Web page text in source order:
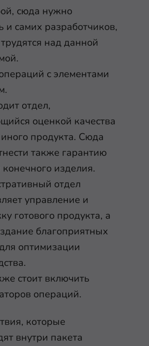
сюда нужно
и самих разработчиков,
над данной
с элементами
отдел,
оценкой качества
продукта. Сюда
также гарантию
конечного изделия.
отдел
управление и
готового продукта, а
благоприятных
оптимизации
стоит включить
операций.
которые
внутри пакета